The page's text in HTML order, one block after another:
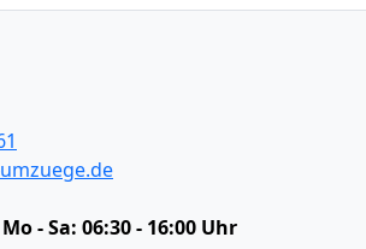
Mo - Sa: 06:30 - 16:00 Uhr